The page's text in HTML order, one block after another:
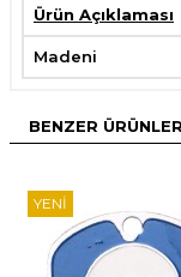
Ürün Açıklaması
Madeni
BENZER ÜRÜNLER
YENI